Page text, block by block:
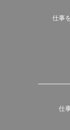
仕事
仕